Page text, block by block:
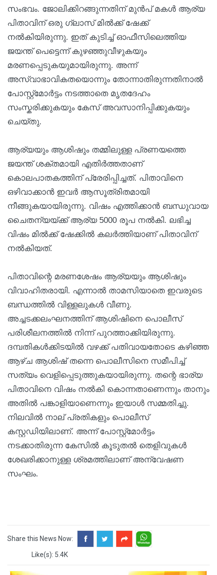
സംഭവം. ജോലിക്കിറങ്ങുന്നതിന് മുൻപ് മകൾ ആര്യ
പിതാവിന് ഒരു ഗ്ലാസ് മിൽക്ക് ഷേക്ക്
നൽകിയിരുന്നു. ഇത് കുടിച്ച് ഓഫീസിലെത്തിയ
ജയന്ത് പെട്ടെന്ന് കുഴഞ്ഞുവീഴുകയും
മരണപ്പെടുകയുമായിരുന്നു. അന്ന്
അസ്വാഭാവികതയൊന്നും തോന്നാതിരുന്നതിനാൽ
പോസ്റ്റ്‌മോർട്ടം നടത്താതെ മൃതദേഹം
സംസ്കരിക്കുകയും കേസ് അവസാനിപ്പിക്കുകയും
ചെയ്തു.
ആര്യയും ആശിഷും തമ്മിലുള്ള പ്രണയത്തെ
ജയന്ത് ശക്തമായി എതിർത്തതാണ്
കൊലപാതകത്തിന് പ്രേരിപ്പിച്ചത്. പിതാവിനെ
ഒഴിവാക്കാൻ ഇവർ ആസൂത്രിതമായി
നീങ്ങുകയായിരുന്നു. വിഷം എത്തിക്കാൻ ബന്ധുവായ
ചൈതന്യയ്ക്ക് ആര്യ 5000 രൂപ നൽകി. ലഭിച്ച
വിഷം മിൽക്ക് ഷേക്കിൽ കലർത്തിയാണ് പിതാവിന്
നൽകിയത്.
പിതാവിന്റെ മരണശേഷം ആര്യയും ആശിഷും
വിവാഹിതരായി. എന്നാൽ താമസിയാതെ ഇവരുടെ
ബന്ധത്തിൽ വിള്ളലുകൾ വീണു.
അച്ചടക്കലംഘനത്തിന് ആശിഷിനെ പൊലീസ്
പരിശീലനത്തിൽ നിന്ന് പുറത്താക്കിയിരുന്നു.
ദമ്പതികൾക്കിടയിൽ വഴക്ക് പതിവായതോടെ കഴിഞ്ഞ
ആഴ്ച ആശിഷ് തന്നെ പൊലീസിനെ സമീപിച്ച്
സത്യം വെളിപ്പെടുത്തുകയായിരുന്നു. തന്റെ ഭാര്യ
പിതാവിനെ വിഷം നൽകി കൊന്നതാണെന്നും താനും
അതിൽ പങ്കാളിയാണെന്നും ഇയാൾ സമ്മതിച്ചു.
നിലവിൽ നാല് പ്രതികളും പൊലീസ്
കസ്റ്റഡിയിലാണ്. അന്ന് പോസ്റ്റ്‌മോർട്ടം
നടക്കാതിരുന്ന കേസിൽ കൂടുതൽ തെളിവുകൾ
ശേഖരിക്കാനുള്ള ശ്രമത്തിലാണ് അന്വേഷണ
സംഘം.
Share this News Now:
Like(s): 5.4K